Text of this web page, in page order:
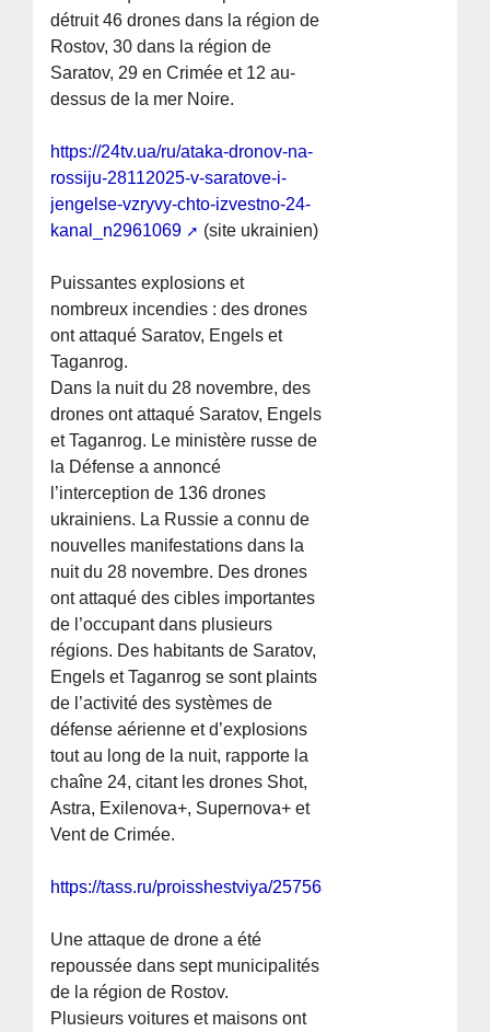
détruit 46 drones dans la région de
Rostov, 30 dans la région de
Saratov, 29 en Crimée et 12 au-
dessus de la mer Noire.
https://24tv.ua/ru/ataka-dronov-na-
rossiju-28112025-v-saratove-i-
jengelse-vzryvy-chto-izvestno-24-
kanal_n2961069
(site ukrainien)
Puissantes explosions et
nombreux incendies : des drones
ont attaqué Saratov, Engels et
Taganrog.
Dans la nuit du 28 novembre, des
drones ont attaqué Saratov, Engels
et Taganrog. Le ministère russe de
la Défense a annoncé
l’interception de 136 drones
ukrainiens. La Russie a connu de
nouvelles manifestations dans la
nuit du 28 novembre. Des drones
ont attaqué des cibles importantes
de l’occupant dans plusieurs
régions. Des habitants de Saratov,
Engels et Taganrog se sont plaints
de l’activité des systèmes de
défense aérienne et d’explosions
tout au long de la nuit, rapporte la
chaîne 24, citant les drones Shot,
Astra, Exilenova+, Supernova+ et
Vent de Crimée.
https://tass.ru/proisshestviya/25756345
Une attaque de drone a été
repoussée dans sept municipalités
de la région de Rostov.
Plusieurs voitures et maisons ont